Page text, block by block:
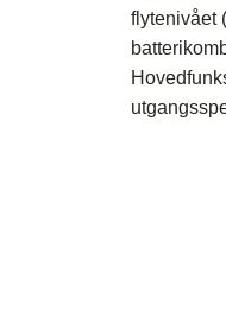
flytenivået